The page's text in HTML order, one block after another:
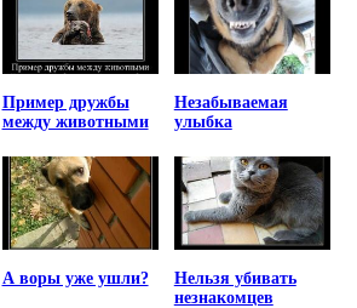
Пример дружбы
между животными
Незабываемая
улыбка
А воры уже ушли?
Нельзя убивать
незнакомцев